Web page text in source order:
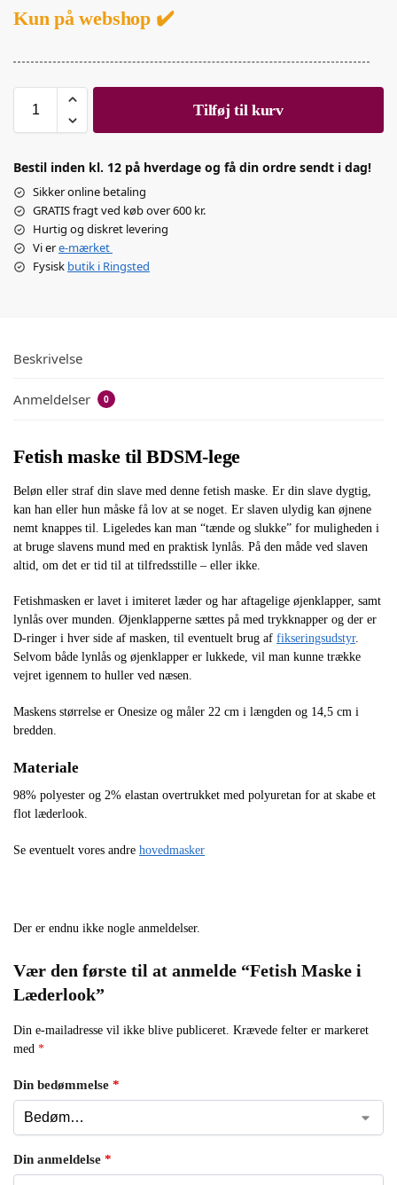
Kun på webshop ✔️
Tilføj til kurv
Bestil inden kl. 12 på hverdage og få din ordre sendt i dag!
Sikker online betaling
GRATIS fragt ved køb over 600 kr.
Hurtig og diskret levering
Vi ere-mærket
Fysisk butik i Ringsted
Beskrivelse
Anmeldelser 0
Fetish maske til BDSM-lege
Beløn eller straf din slave med denne fetish maske. Er din slave dygtig,
kan han eller hun måske få lov at se noget. Er slaven ulydig kan øjnene
nemt knappes til. Ligeledes kan man “tænde og slukke” for muligheden i
at bruge slavens mund med en praktisk lynlås. På den måde ved slaven
altid, om det er tid til at tilfredsstille – eller ikke.
Fetishmasken er lavet i imiteret læder og har aftagelige øjenklapper, samt
lynlås over munden. Øjenklapperne sættes på med trykknapper og der er
D-ringer i hver side af masken, til eventuelt brug af fikseringsudstyr.
Selvom både lynlås og øjenklapper er lukkede, vil man kunne trække
vejret igennem to huller ved næsen.
Maskens størrelse er Onesize og måler 22 cm i længden og 14,5 cm i
bredden.
Materiale
98% polyester og 2% elastan overtrukket med polyuretan for at skabe et
flot læderlook.
Se eventuelt vores andre hovedmasker
Der er endnu ikke nogle anmeldelser.
Vær den første til at anmelde “Fetish Maske i
Læderlook”
Din e-mailadresse vil ikke blive publiceret. Krævede felter er markeret
med *
Din bedømmelse *
Din anmeldelse *